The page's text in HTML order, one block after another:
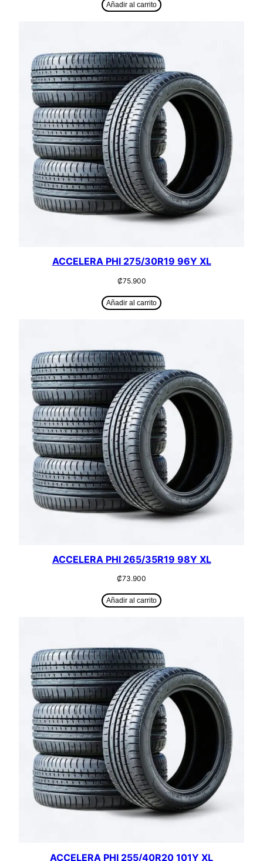
Añadir al carrito
ACCELERA PHI 275/30R19 96Y XL
₡75.900
Añadir al carrito
ACCELERA PHI 265/35R19 98Y XL
₡73.900
Añadir al carrito
ACCELERA PHI 255/40R20 101Y XL